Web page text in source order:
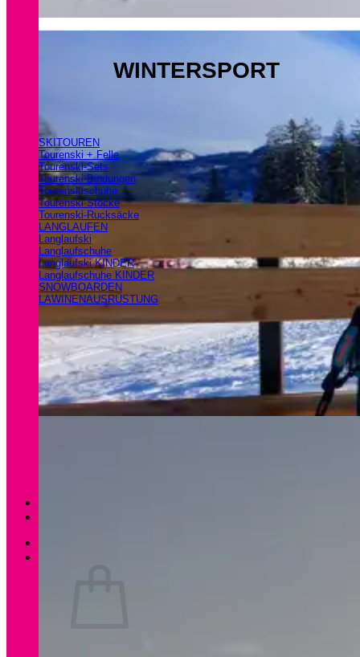
WINTERSPORT
SKITOUREN
Tourenski + Felle
Tourenski-Sets
Tourenski-Bindungen
Tourenskischuhe
Tourenski Stöcke
Tourenski-Rucksäcke
LANGLAUFEN
Langlaufski
Langlaufschuhe
Langlaufski KINDER
Langlaufschuhe KINDER
SNOWBOARDEN
LAWINENAUSRÜSTUNG